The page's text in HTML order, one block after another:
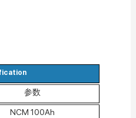
参数
NCM 100Ah